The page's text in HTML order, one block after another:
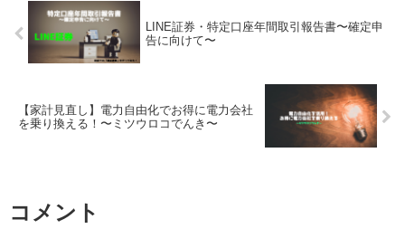
LINE証券・特定口座年間取引報告書〜確定申
告に向けて〜
【家計見直し】電力自由化でお得に電力会社
を乗り換える！〜ミツウロコでんき〜
コメント